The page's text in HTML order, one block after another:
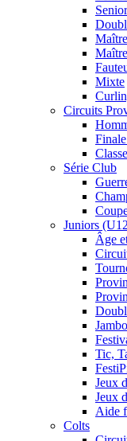
Mixte
Circuits
Série Club
Juniors
Âge
Tic,
Jeux
Jeux
Aide
Colts